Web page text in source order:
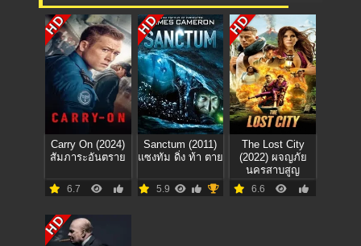
HD
Carry On (2024)
สัมภาระอันตราย
6.7
HD
Sanctum (2011)
แซงทัม ดิ่ง ท้า ตาย
5.9
HD
The Lost City
(2022) ผจญภัย
นครสาบสูญ
6.6
HD